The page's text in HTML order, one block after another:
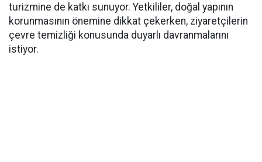
turizmine de katkı sunuyor. Yetkililer, doğal yapının
korunmasının önemine dikkat çekerken, ziyaretçilerin
çevre temizliği konusunda duyarlı davranmalarını
istiyor.